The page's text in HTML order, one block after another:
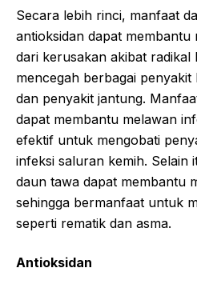
Secara lebih rinci, manfaat
antioksidan dapat
dari kerusakan akibat radikal
mencegah berbagai
dan penyakit jantung.
dapat membantu melawan
efektif untuk mengobati
infeksi saluran kemih. Selain
daun tawa dapat membantu
sehingga bermanfaat untuk
seperti rematik dan asma.
Antioksidan